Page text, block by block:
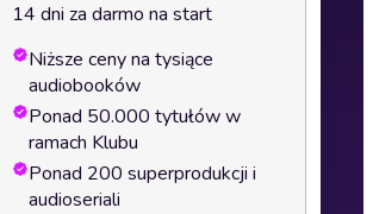
14 dni za darmo na start
Niższe ceny na tysiące
audiobooków
Ponad 50.000 tytułów w
ramach Klubu
Ponad 200 superprodukcji i
audioseriali